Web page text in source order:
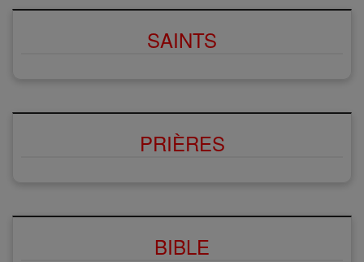
SAINTS
PRIÈRES
BIBLE